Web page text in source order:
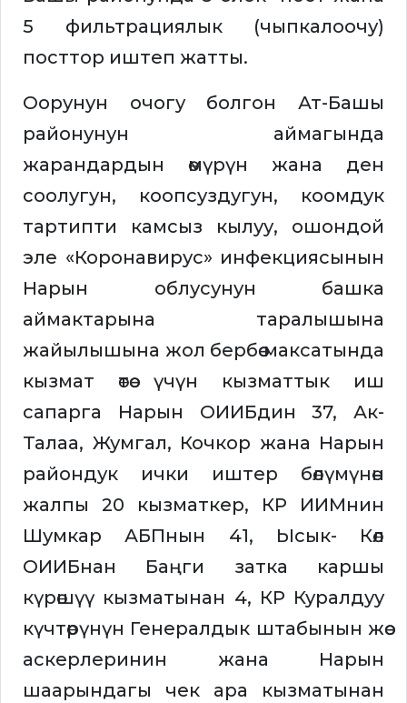
5 фильтрациялык (чыпкалоочу)
посттор иштеп жатты.
Оорунун очогу болгон Ат-Башы
районунун аймагында
жарандардын өмүрүн жана ден
соолугун, коопсуздугун, коомдук
тартипти камсыз кылуу, ошондой
эле «Коронавирус» инфекциясынын
Нарын облусунун башка
аймактарына таралышына
жайылышына жол бербөө максатында
кызмат өтөө үчүн кызматтык иш
сапарга Нарын ОИИБдин 37, Ак-
Талаа, Жумгал, Кочкор жана Нарын
райондук ички иштер бөлүмүнөн
жалпы 20 кызматкер, КР ИИМнин
Шумкар АБПнын 41, Ысык- Көл
ОИИБнан Баңги затка каршы
күрөшүү кызматынан 4, КР Куралдуу
күчтөрүнүн Генералдык штабынын жөө
аскерлеринин жана Нарын
шаарындагы чек ара кызматынан